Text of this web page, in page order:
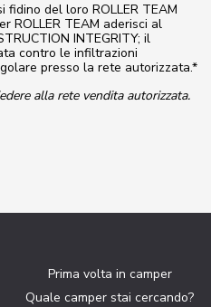
del loro ROLLER TEAM
ROLLER TEAM aderisci al
INTEGRITY; il
contro le infiltrazioni
presso la rete autorizzata.*
alla rete vendita autorizzata.
Prima volta in camper
Quale camper stai cercando?